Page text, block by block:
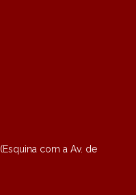
com a Av. de